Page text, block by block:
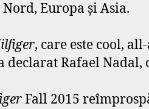
Europa şi Asia.
, care este cool,
Rafael Nadal,
Fall 2015